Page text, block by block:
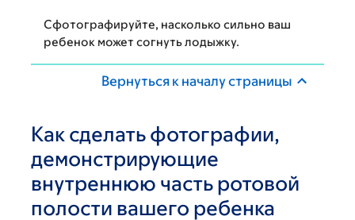
Сфотографируйте, насколько сильно ваш
ребенок может согнуть лодыжку.
Вернуться к началу страницы
Как сделать фотографии,
демонстрирующие
внутреннюю часть ротовой
полости вашего ребенка